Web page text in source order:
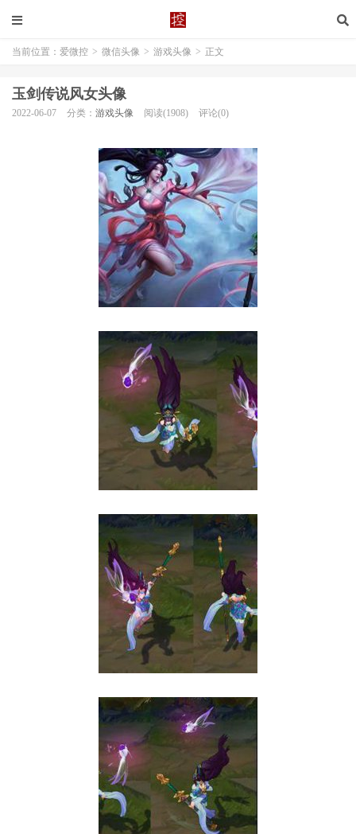
当前位置： 爱微控 > 微信头像 > 游戏头像 > 正文
玉剑传说风女头像
2022-06-07 分类： 游戏头像 阅读(1908) 评论(0)